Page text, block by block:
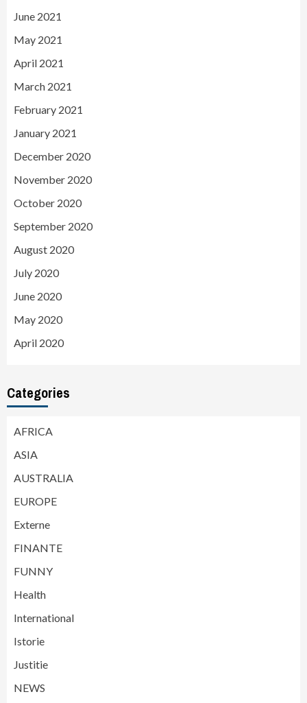
June 2021
May 2021
April 2021
March 2021
February 2021
January 2021
December 2020
November 2020
October 2020
September 2020
August 2020
July 2020
June 2020
May 2020
April 2020
Categories
AFRICA
ASIA
AUSTRALIA
EUROPE
Externe
FINANTE
FUNNY
Health
International
Istorie
Justitie
NEWS